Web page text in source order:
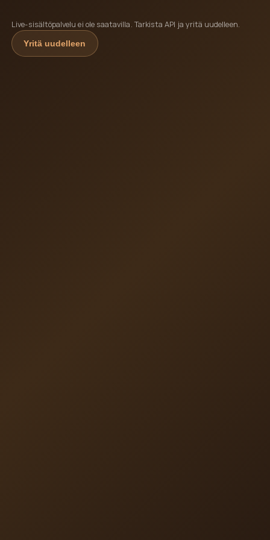
Live-sisältöpalvelu ei ole saatavilla. Tarkista API ja yritä uudelleen.
Yritä uudelleen